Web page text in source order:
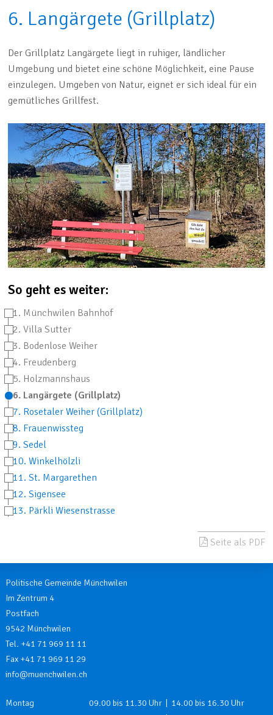
6. Langärgete (Grillplatz)
Der Grillplatz Langärgete liegt in ruhiger, ländlicher
Umgebung und bietet eine schöne Möglichkeit, eine Pause
einzulegen. Umgeben von Natur, eignet er sich ideal für ein
gemütliches Grillfest.
So geht es weiter:
1. Münchwilen Bahnhof
2. Villa Sutter
3. Bodenlose Weiher
4. Freudenberg
5. Holzmannshaus
6. Langärgete (Grillplatz)
7. Rosetaler Weiher (Grillplatz)
8. Frauenwissteg
9. Sedel
10. Winkelhölzli
11. St. Margarethen
12. Sigensee
13. Pärkli Wiesenstrasse
Seite als PDF
Politische Gemeinde Münchwilen
Im Zentrum 4
Postfach
9542 Münchwilen
Tel. +41 71 969 11 11
Fax +41 71 969 11 29
info@muenchwilen.ch
Öffnungszeiten
Wochentag Öffnungszeiten
Montag
09.00 bis 11.30 Uhr | 14.00 bis 16.30 Uhr